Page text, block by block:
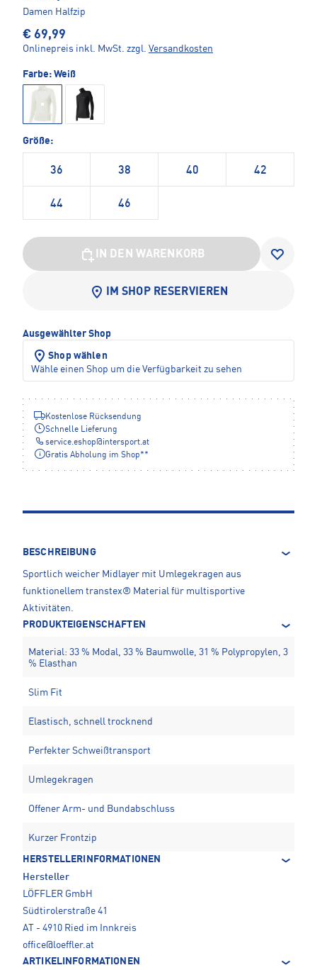
Damen Halfzip
€ 69,99
Onlinepreis inkl. MwSt. zzgl. Versandkosten
Farbe: Weiß
Größe:
36 38 40 42
44 46
IN DEN WARENKORB
IM SHOP RESERVIEREN
Ausgewählter Shop
Shop wählen
Wähle einen Shop um die Verfügbarkeit zu sehen
Kostenlose Rücksendung
Schnelle Lieferung
service.eshop@intersport.at
Gratis Abholung im Shop**
BESCHREIBUNG
Sportlich weicher Midlayer mit Umlegekragen aus
funktionellem transtex® Material für multisportive
Aktivitäten.
PRODUKTEIGENSCHAFTEN
Material: 33 % Modal, 33 % Baumwolle, 31 % Polypropylen, 3
% Elasthan
Slim Fit
Elastisch, schnell trocknend
Perfekter Schweißtransport
Umlegekragen
Offener Arm- und Bundabschluss
Kurzer Frontzip
HERSTELLERINFORMATIONEN
Hersteller
LÖFFLER GmbH
Südtirolerstraße 41
AT - 4910 Ried im Innkreis
office@loeffler.at
ARTIKELINFORMATIONEN